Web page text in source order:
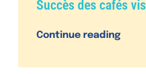
Succès des cafés
Continue reading